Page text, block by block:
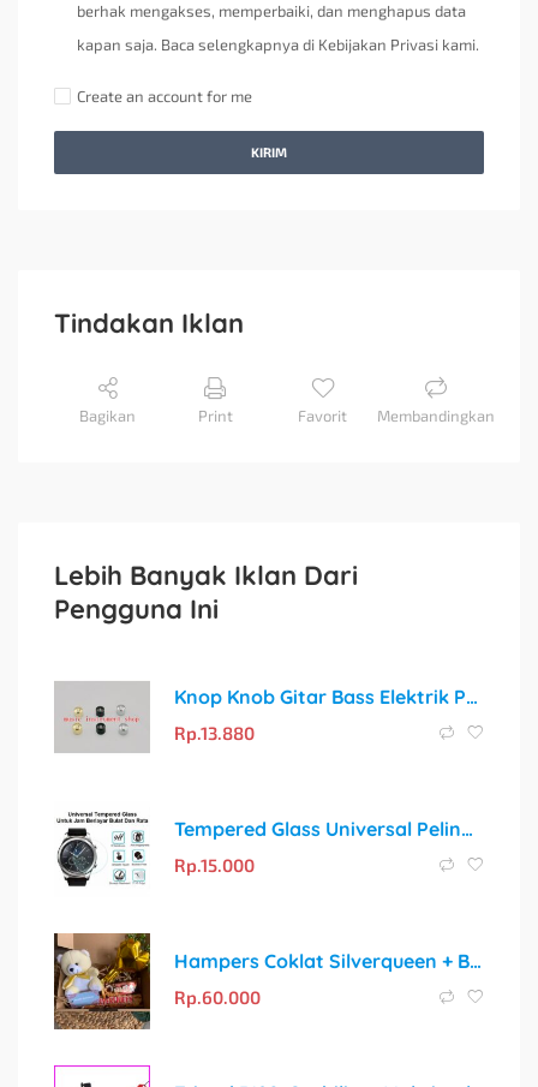
berhak mengakses, memperbaiki, dan menghapus data
kapan saja. Baca selengkapnya di Kebijakan Privasi kami.
Create an account for me
KIRIM
Tindakan Iklan
Bagikan Print Favorit Membandingkan
Lebih Banyak Iklan Dari
Pengguna Ini
Knop Knob Gitar Bass Elektrik Premium
Rp.13.880
Tempered Glass Universal Pelindung Layar Smartwatch Bulat Anti Gores
Rp.15.000
Hampers Coklat Silverqueen + Boneka/Botol untuk Setiap Momen Spesial
Rp.60.000